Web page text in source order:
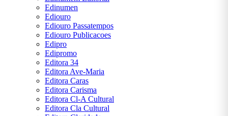
Edinumen
Ediouro
Ediouro Passatempos
Ediouro Publicacoes
Edipro
Edipromo
Editora 34
Editora Ave-Maria
Editora Caras
Editora Carisma
Editora Cl-A Cultural
Editora Cla Cultural